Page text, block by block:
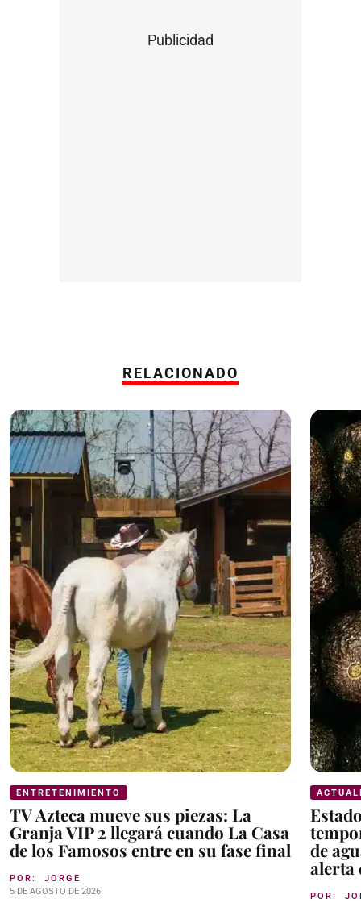
Publicidad
RELACIONADO
ENTRETENIMIENTO
TV Azteca mueve sus piezas: La
Granja VIP 2 llegará cuando La Casa
de los Famosos entre en su fase final
POR: JORGE
5 DE AGOSTO DE 2026
de
alerta
POR: